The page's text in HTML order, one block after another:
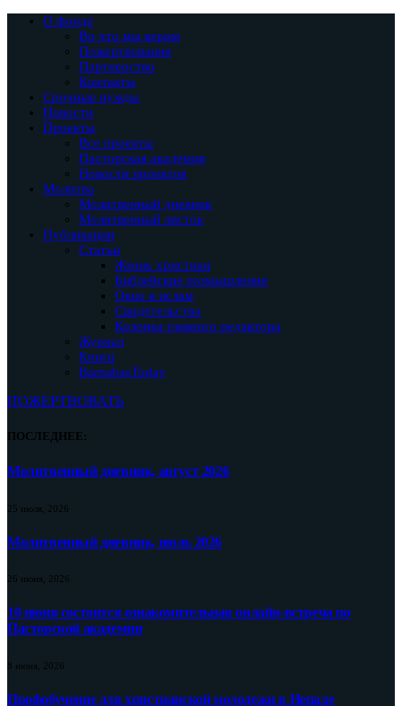
О фонде
Во что мы верим
Пожертвования
Партнерство
Контакты
Срочные нужды
Новости
Проекты
Все проекты
Пасторская академия
Новости проектов
Молитва
Молитвенный дневник
Молитвенный листок
Публикации
Статьи
Жизнь христиан
Библейские размышления
Окно в ислам
Свидетельства
Колонка главного редактора
Журнал
Книги
BarnabasToday
ПОЖЕРТВОВАТЬ
ПОСЛЕДНЕЕ:
Молитвенный дневник, август 2026
25 июля, 2026
Молитвенный дневник, июль 2026
26 июня, 2026
10 июня состоится ознакомительная онлайн-встреча по
Пасторской академии
8 июня, 2026
Профобучение для христианской молодежи в Непале